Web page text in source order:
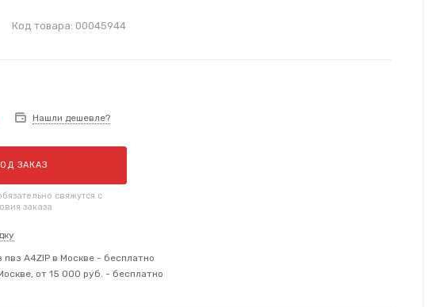
Код товара: 00045944
Нашли дешевле?
ЗАКАЗ
свяжутся с
заказа
A4ZIP в Москве - бесплатно
от 15 000 руб. - бесплатно